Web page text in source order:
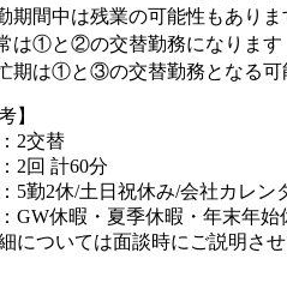
期間中は残業の可能性もありま
は①と②の交替勤務になります
期は①と③の交替勤務となる可
】
2交替
2回 計60分
5勤2休/土日祝休み/会社カレン
GW休暇・夏季休暇・年末年始
については面談時にご説明させ